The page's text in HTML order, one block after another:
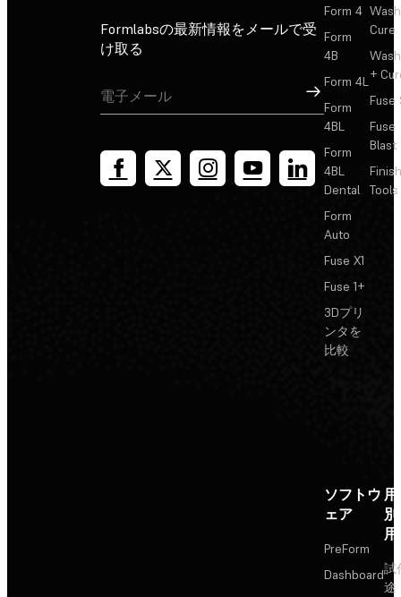
Formlabsの最新情報をメールで受
け取る
サインアップ
Form 4
Form
4B
Form 4L
Form
4BL
Form
4BL
Dental
Form
Auto
Fuse X1
Fuse 1+
3Dプリ
ンタを
比較
Cure
+
Fuse
Fuse
Blast
Tools
ソフトウ
ェア
PreForm
Dashboard試
途